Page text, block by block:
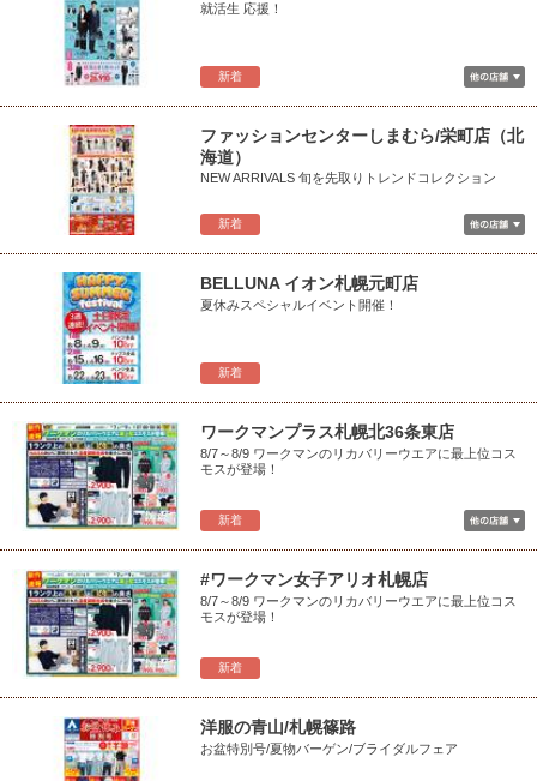
新着
就活生 応援！
新着
ファッションセンターしまむら/栄町店（北
海道）
NEW ARRIVALS 旬を先取りトレンドコレクション
新着
BELLUNA イオン札幌元町店
夏休みスペシャルイベント開催！
新着
ワークマンプラス札幌北36条東店
8/7～8/9 ワークマンのリカバリーウエアに最上位コス
モスが登場！
新着
#ワークマン女子アリオ札幌店
8/7～8/9 ワークマンのリカバリーウエアに最上位コス
モスが登場！
洋服の青山/札幌篠路
お盆特別号/夏物バーゲン/ブライダルフェア